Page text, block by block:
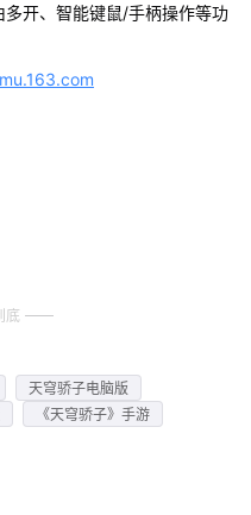
开、智能键鼠/手柄操作等功
底
天穹骄子电脑版
《天穹骄子》手游